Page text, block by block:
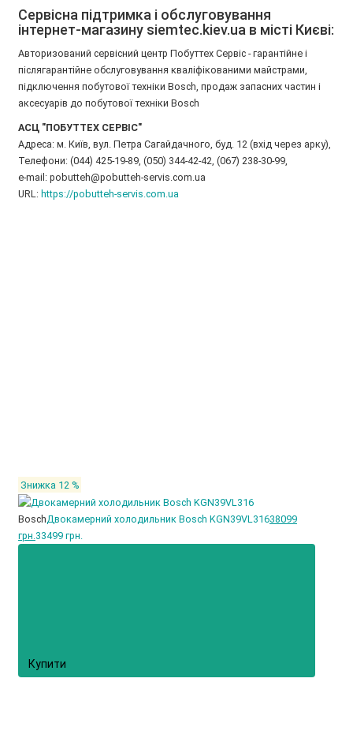
Сервісна підтримка і обслуговування
інтернет-магазину siemtec.kiev.ua в місті Києві:
Авторизований сервісний центр Побуттех Сервіс - гарантійне і
післягарантійне обслуговування кваліфікованими майстрами,
підключення побутової техніки Bosch, продаж запасних частин і
аксесуарів до побутової техніки Bosch
АСЦ "ПОБУТТЕХ СЕРВІС"
Адреса: м. Київ, вул. Петра Сагайдачного, буд. 12 (вхід через арку),
Телефони: (044) 425-19-89, (050) 344-42-42, (067) 238-30-99,
e-mail: pobutteh@pobutteh-servis.com.ua
URL: https://pobutteh-servis.com.ua
Знижка 12 %
BoschДвокамерний холодильник Bosch KGN39VL31638099
грн.33499 грн.
Купити